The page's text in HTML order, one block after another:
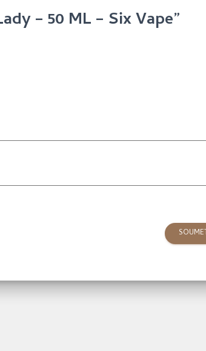
– 50 ML – Six Vape”